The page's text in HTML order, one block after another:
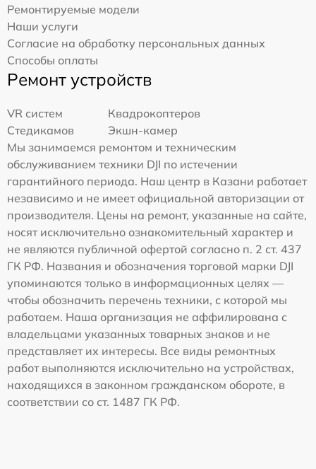
Ремонтируемые модели
Наши услуги
Согласие на обработку персональных данных
Способы оплаты
Ремонт устройств
VR систем
Квадрокоптеров
Стедикамов
Экшн-камер
Мы занимаемся ремонтом и техническим
обслуживанием техники DJI по истечении
гарантийного периода. Наш центр в Казани работает
независимо и не имеет официальной авторизации от
производителя. Цены на ремонт, указанные на сайте,
носят исключительно ознакомительный характер и
не являются публичной офертой согласно п. 2 ст. 437
ГК РФ. Названия и обозначения торговой марки DJI
упоминаются только в информационных целях —
чтобы обозначить перечень техники, с которой мы
работаем. Наша организация не аффилирована с
владельцами указанных товарных знаков и не
представляет их интересы. Все виды ремонтных
работ выполняются исключительно на устройствах,
находящихся в законном гражданском обороте, в
соответствии со ст. 1487 ГК РФ.